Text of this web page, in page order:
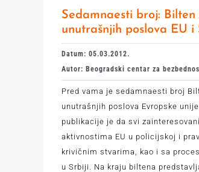
Sedamnaesti broj:
unutrašnjih poslova EU i
Datum: 05.03.2012.
Autor: Beogradski centar za
Pred vama je sedamnaesti broj
unutrašnjih poslova Evropske
publikacije je da svi
aktivnostima EU u policijskoj i
krivičnim stvarima, kao i sa
u Srbiji. Na kraju biltena